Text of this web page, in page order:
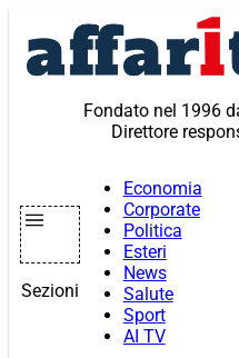
contenuto
Fondato nel 1996
Direttore
Sezioni
Economia
Corporate
Politica
Esteri
News
Salute
Sport
AI TV